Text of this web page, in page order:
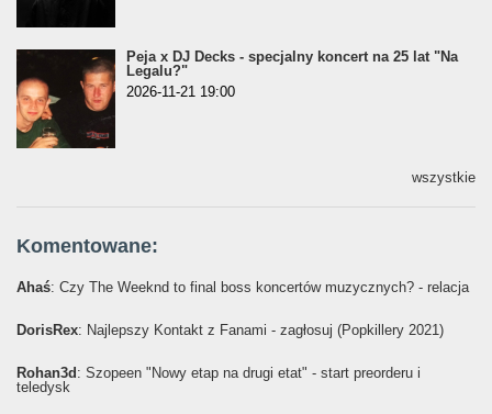
Peja x DJ Decks - specjalny koncert na 25 lat "Na
Legalu?"
2026-11-21 19:00
wszystkie
Komentowane:
Ahaś: Czy The Weeknd to final boss koncertów muzycznych? - relacja
DorisRex: Najlepszy Kontakt z Fanami - zagłosuj (Popkillery 2021)
Rohan3d : Szopeen "Nowy etap na drugi etat" - start preorderu i
teledysk